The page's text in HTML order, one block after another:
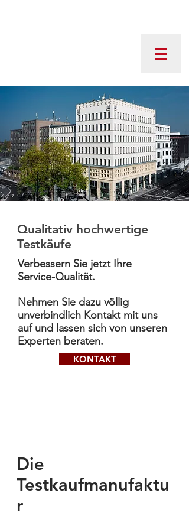
Qualitativ hochwertige
Testkäufe
Verbessern Sie jetzt Ihre
Service-Qualität.
Nehmen Sie dazu völlig
unverbindlich Kontakt mit uns
auf und lassen sich von unseren
Experten beraten.
KONTAKT
​Die
Testkaufmanufaktu
r